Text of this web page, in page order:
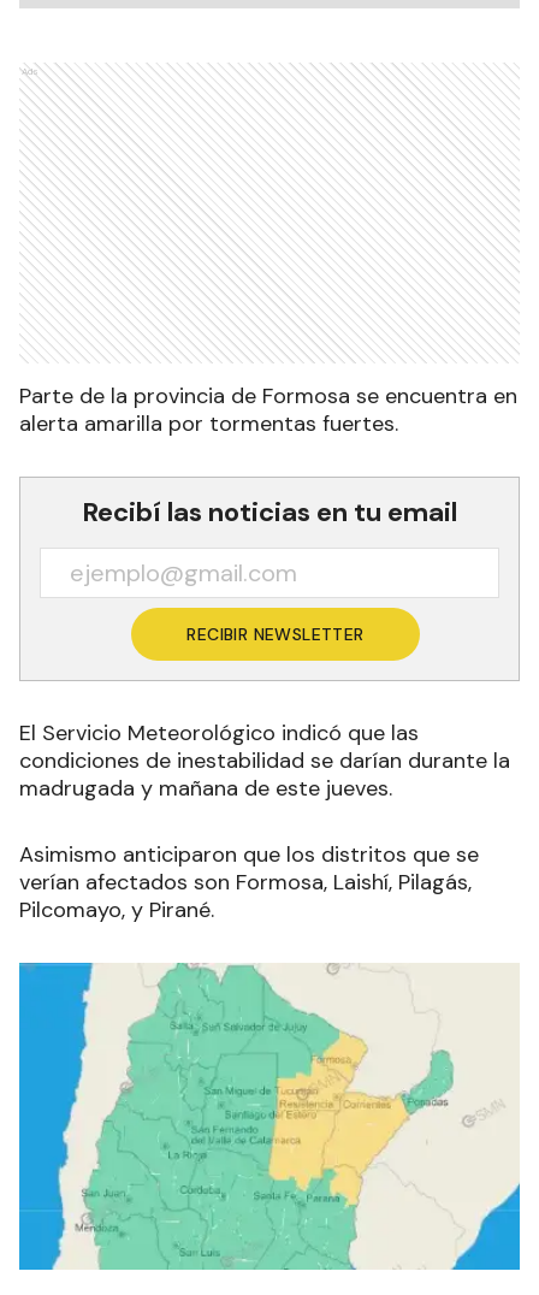
Ads
Parte de la provincia de Formosa se encuentra en
alerta amarilla por tormentas fuertes.
Recibí las noticias en tu email
RECIBIR NEWSLETTER
El Servicio Meteorológico indicó que las
condiciones de inestabilidad se darían durante la
madrugada y mañana de este jueves.
Asimismo anticiparon que los distritos que se
verían afectados son Formosa, Laishí, Pilagás,
Pilcomayo, y Pirané.